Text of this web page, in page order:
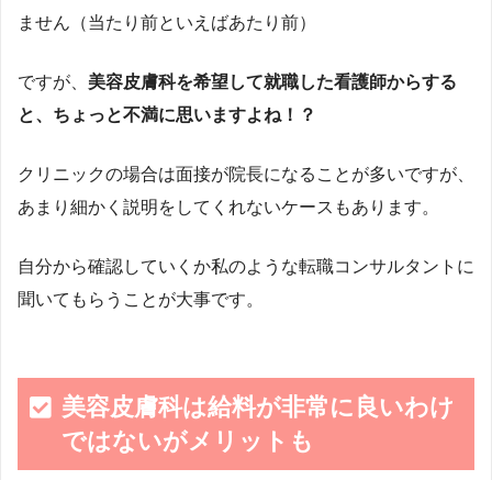
ません（当たり前といえばあたり前）
ですが、 美容皮膚科を希望して就職した看護師からする
と、ちょっと不満に思いますよね！？
クリニックの場合は面接が院長になることが多いですが、
あまり細かく説明をしてくれないケースもあります。
自分から確認していくか私のような転職コンサルタントに
聞いてもらうことが大事です。
美容皮膚科は給料が非常に良いわけ
ではないがメリットも